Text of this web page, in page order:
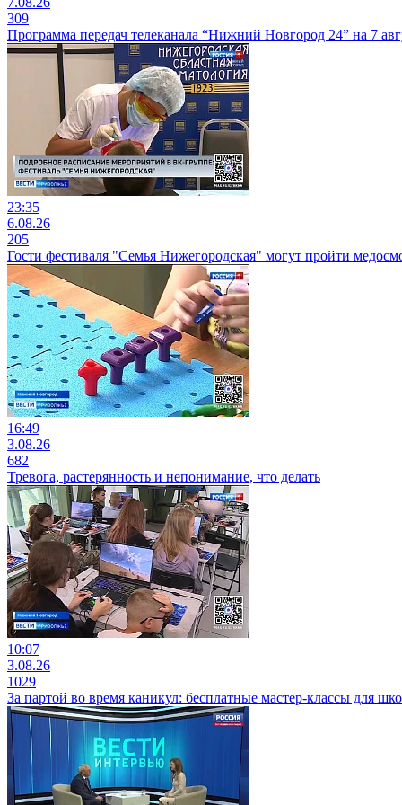
309
Программа передач телеканала “Нижний Новгород 24” на 7
23:35
6.08.26
205
Гости фестиваля "Семья Нижегородская" могут пройти
16:49
3.08.26
682
Тревога, растерянность и непонимание, что делать
10:07
3.08.26
1029
За партой во время каникул: бесплатные мастер-классы для